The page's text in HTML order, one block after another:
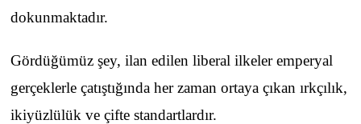
dokunmaktadır.
Gördüğümüz şey, ilan edilen liberal ilkeler emperyal
gerçeklerle çatıştığında her zaman ortaya çıkan ırkçılık,
ikiyüzlülük ve çifte standartlardır.